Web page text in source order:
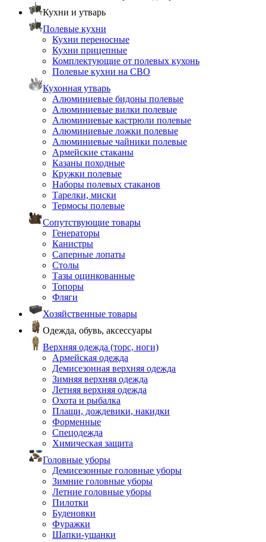
Кухни и утварь
Полевые кухни
Кухни переносные
Кухни прицепные
Комплектующие от полевых кухонь
Полевые кухни на СВО
Кухонная утварь
Алюминиевые бидоны полевые
Алюминиевые вилки полевые
Алюминиевые кастрюли полевые
Алюминиевые ложки полевые
Алюминиевые чайники полевые
Армейские стаканы
Казаны походные
Кружки полевые
Наборы полевых стаканов
Тарелки, миски
Термосы полевые
Сопутствующие товары
Генераторы
Канистры
Саперные лопаты
Столы
Тазы оцинкованные
Топоры
Фляги
Хозяйственные товары
Одежда, обувь, аксессуары
Верхняя одежда (торс, ноги)
Армейская одежда
Демисезонная верхняя одежда
Зимняя верхняя одежда
Летняя верхняя одежда
Охота и рыбалка
Плащи, дождевики, накидки
Форменные
Спецодежда
Химическая защита
Головные уборы
Демисезонные головные уборы
Зимние головные уборы
Летние головные уборы
Пилотки
Буденовки
Фуражки
Шапки-ушанки